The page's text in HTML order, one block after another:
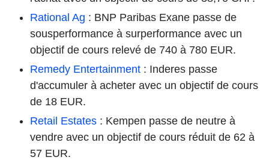
Rational Ag : BNP Paribas Exane passe de
sousperformance à surperformance avec un
objectif de cours relevé de 740 à 780 EUR.
Remedy Entertainment : Inderes passe
d'accumuler à acheter avec un objectif de cours
de 18 EUR.
Retail Estates : Kempen passe de neutre à
vendre avec un objectif de cours réduit de 62 à
57 EUR.